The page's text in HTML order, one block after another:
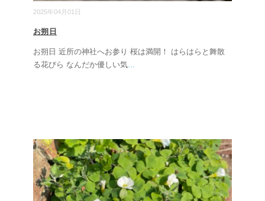
2025年04月01日
お朔日
お朔日 近所の神社へお参り 桜は満開！ はらはらと舞散
る花びら なんだか優しい気...